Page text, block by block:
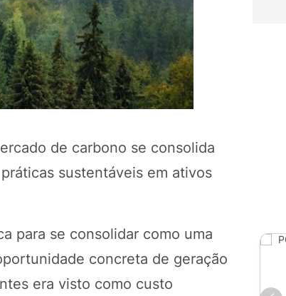
de carbono se consolida
sustentáveis em ativos
para se consolidar como uma
concreta de geração
era visto como custo
POTOSÍ Fertilizante Líquido
Orgânico 1 LT